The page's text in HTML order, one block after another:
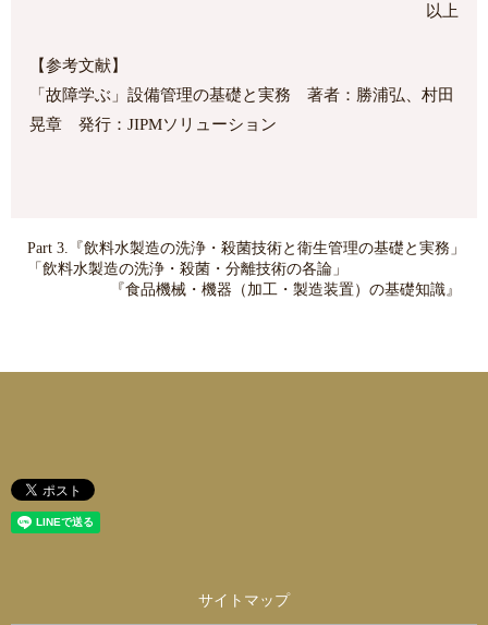
以上
【参考文献】
「故障学ぶ」設備管理の基礎と実務 著者：勝浦弘、村田
晃章 発行：JIPMソリューション
Part 3.『飲料水製造の洗浄・殺菌技術と衛生管理の基礎と実務」
「飲料水製造の洗浄・殺菌・分離技術の各論」
『食品機械・機器（加工・製造装置）の基礎知識』
サイトマップ